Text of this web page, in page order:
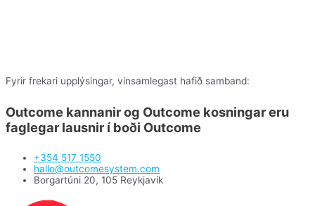
Fyrir frekari upplýsingar, vinsamlegast hafið samband:
Outcome kannanirog Outcome kosningareru
faglegar lausnir í boði Outcome
+354 517 1550
hallo@outcomesystem.com
Borgartúni 20, 105 Reykjavík